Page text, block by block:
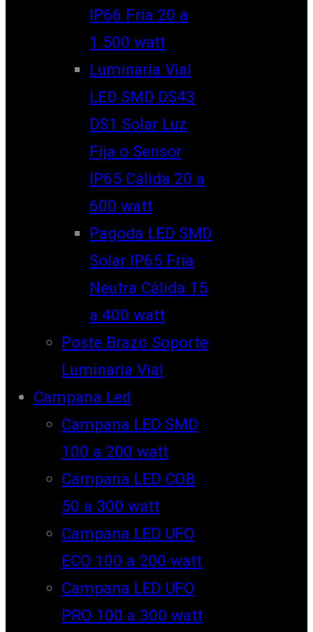
IP66 Fría 20 a
1.500 watt
Luminaria Vial
LED SMD DS43
DS1 Solar Luz
Fija o Sensor
IP65 Cálida 20 a
600 watt
Pagoda LED SMD
Solar IP65 Fría
Neutra Cálida 15
a 400 watt
Poste Brazo Soporte
Luminaria Vial
Campana Led
Campana LED SMD
100 a 200 watt
Campana LED COB
50 a 300 watt
Campana LED UFO
ECO 100 a 200 watt
Campana LED UFO
PRO 100 a 300 watt